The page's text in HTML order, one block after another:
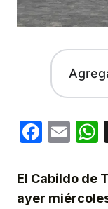
El Cabildo de
ayer